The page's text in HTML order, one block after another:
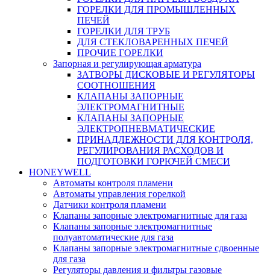
ГОРЕЛКИ ДЛЯ ПРОМЫШЛЕННЫХ
ПЕЧЕЙ
ГОРЕЛКИ ДЛЯ ТРУБ
ДЛЯ СТЕКЛОВАРЕННЫХ ПЕЧЕЙ
ПРОЧИЕ ГОРЕЛКИ
Запорная и регулирующая арматура
ЗАТВОРЫ ДИСКОВЫЕ И РЕГУЛЯТОРЫ
СООТНОШЕНИЯ
КЛАПАНЫ ЗАПОРНЫЕ
ЭЛЕКТРОМАГНИТНЫЕ
КЛАПАНЫ ЗАПОРНЫЕ
ЭЛЕКТРОПНЕВМАТИЧЕСКИЕ
ПРИНАДЛЕЖНОСТИ ДЛЯ КОНТРОЛЯ,
РЕГУЛИРОВАНИЯ РАСХОДОВ И
ПОДГОТОВКИ ГОРЮЧЕЙ СМЕСИ
HONEYWELL
Автоматы контроля пламени
Автоматы управления горелкой
Датчики контроля пламени
Клапаны запорные электромагнитные для газа
Клапаны запорные электромагнитные
полуавтоматические для газа
Клапаны запорные электромагнитные сдвоенные
для газа
Регуляторы давления и фильтры газовые